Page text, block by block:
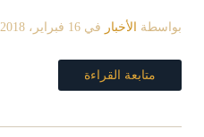
بواسطة الأخبار في 16 فبراير، 2018
متابعة القراءة